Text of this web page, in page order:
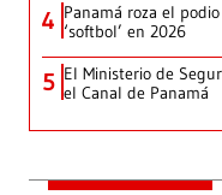
4 Panamá roza el
‘softbol’ en 2026
5 El Ministerio de
el Canal de Panamá